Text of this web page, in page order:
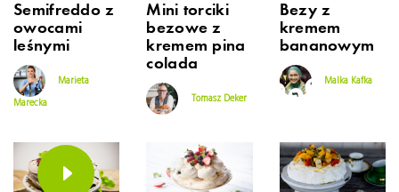
Semifreddo z
owocami
leśnymi
Marieta
Marecka
Mini torciki
bezowe z
kremem pina
colada
Tomasz Deker
Bezy z
kremem
bananowym
Malka Kafka